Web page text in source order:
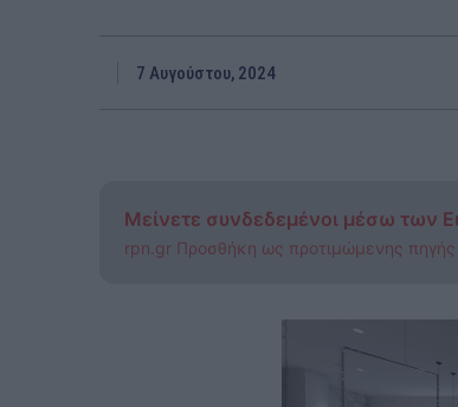
7 Αυγούστου, 2024
Μείνετε συνδεδεμένοι μέσω των
rpn.gr Προσθήκη ως προτιμώμενης πηγής